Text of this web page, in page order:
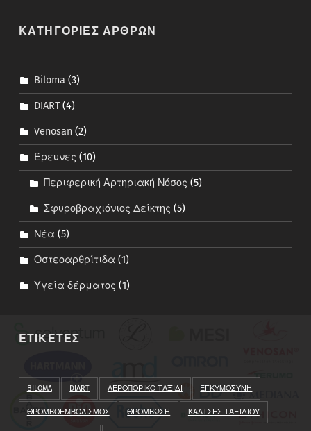
ΚΑΤΗΓΟΡΙΕΣ ΑΡΘΡΩΝ
Biloma (3)
DIART(4)
Venosan(2)
Έρευνες (10)
Περιφερική Αρτηριακή Νόσος (5)
Σφυροβραχιόνιος Δείκτης (5)
Νέα (5)
Οστεοαρθρίτιδα (1)
Υγεία δέρματος (1)
ΕΤΙΚΕΤΕΣ
BILOMA DIART ΑΕΡΟΠΟΡΙΚΟ ΤΑΞΙΔΙ ΕΓΚΥΜΟΣΥΝΗ
ΘΡΟΜΒΟΕΜΒΟΛΙΣΜΟΣ ΘΡΟΜΒΩΣΗ ΚΑΛΤΣΕΣ ΤΑΞΙΔΙΟΥ